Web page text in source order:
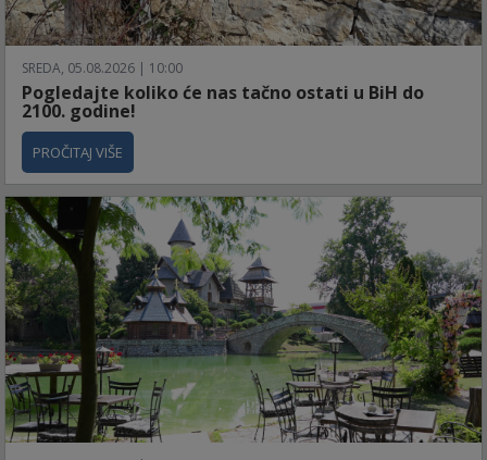
SREDA, 05.08.2026 | 10:00
Pogledajte koliko će nas tačno ostati u BiH do
2100. godine!
PROČITAJ VIŠE